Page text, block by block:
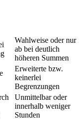
Wahlweise oder nur
ab bei deutlich
höheren Summen
Erweiterte bzw.
keinerlei
Begrenzungen
Unmittelbar oder
innerhalb weniger
Stunden